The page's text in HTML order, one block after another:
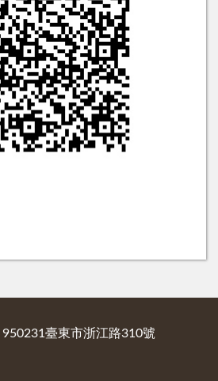
臺東市浙江路310號